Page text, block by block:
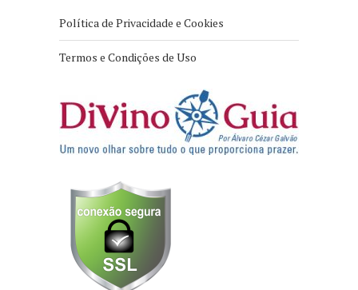
Política de Privacidade e Cookies
Termos e Condições de Uso